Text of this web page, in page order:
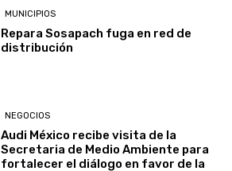
MUNICIPIOS
Repara Sosapach fuga en red de
distribución
NEGOCIOS
Audi México recibe visita de la
Secretaria de Medio Ambiente para
fortalecer el diálogo en favor de la